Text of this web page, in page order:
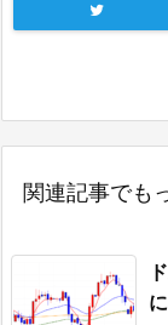
関連記事でも